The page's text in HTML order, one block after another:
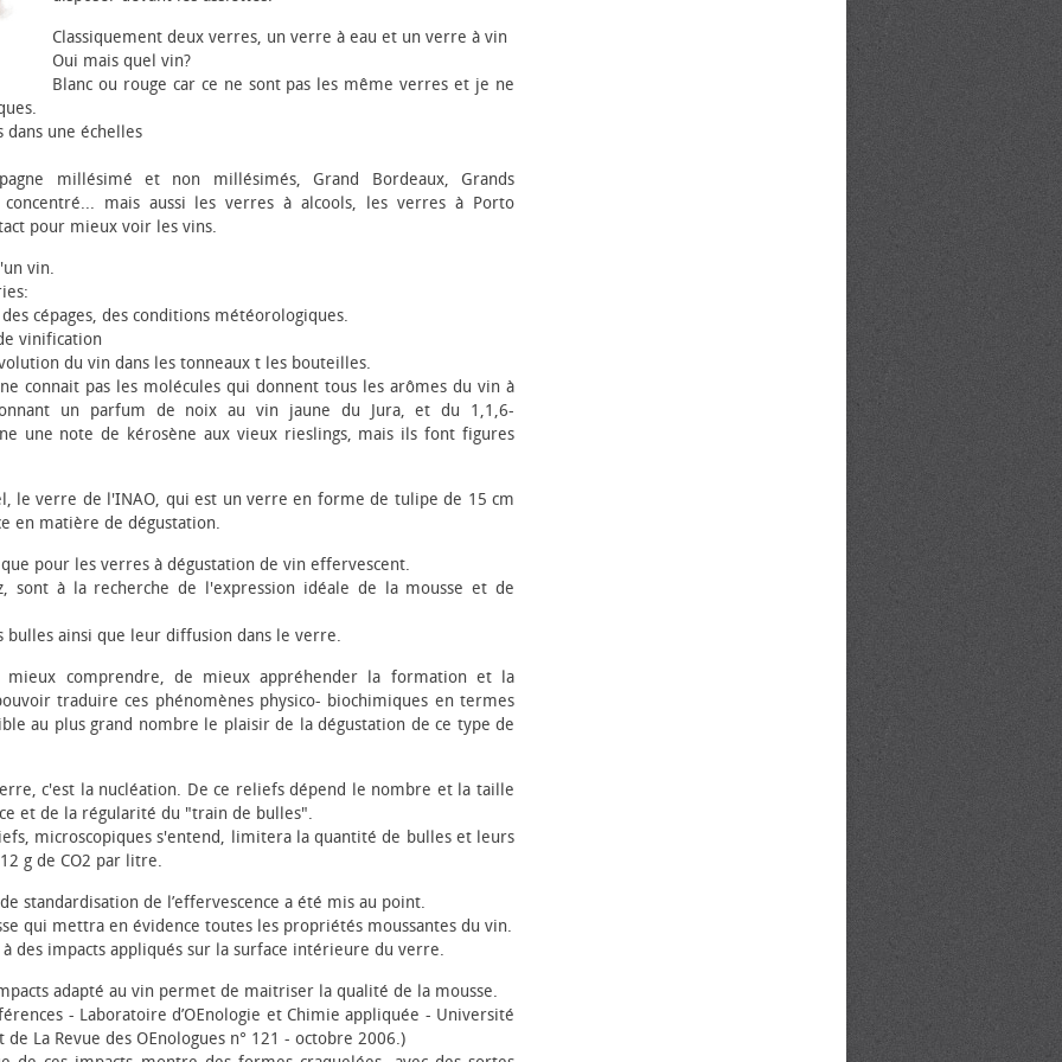
Classiquement deux verres, un verre à eau et un verre à vin
Oui mais quel vin?
Blanc ou rouge car ce ne sont pas les même verres et je ne
une échelles
millésimé et non millésimés, Grand Bordeaux, Grands
mais aussi les verres à alcools, les verres à Porto
pour mieux voir les vins.
vin.
cépages, des conditions météorologiques.
vinification
du vin dans les tonneaux t les bouteilles.
connait pas les molécules qui donnent tous les arômes du vin à
un parfum de noix au vin jaune du Jura, et du 1,1,6-
une note de kérosène aux vieux rieslings, mais ils font figures
le verre de l'INAO, qui est un verre en forme de tulipe de 15 cm
en matière de dégustation.
pour les verres à dégustation de vin effervescent.
sont à la recherche de l'expression idéale de la mousse et de
ainsi que leur diffusion dans le verre.
comprendre, de mieux appréhender la formation et la
traduire ces phénomènes physico- biochimiques en termes
au plus grand nombre le plaisir de la dégustation de ce type de
c'est la nucléation. De ce reliefs dépend le nombre et la taille
et de la régularité du "train de bulles".
microscopiques s'entend, limitera la quantité de bulles et leurs
g de CO2 par litre.
standardisation de l’effervescence a été mis au point.
qui mettra en évidence toutes les propriétés moussantes du vin.
des impacts appliqués sur la surface intérieure du verre.
adapté au vin permet de maitriser la qualité de la mousse.
- Laboratoire d’Œnologie et Chimie appliquée - Université
de La Revue des Œnologues n° 121 - octobre 2006.)